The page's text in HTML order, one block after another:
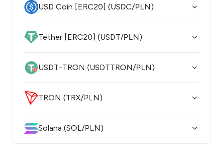
USD Coin [ERC20] (USDC/PLN)
Tether [ERC20] (USDT/PLN)
USDT-TRON (USDTTRON/PLN)
TRON (TRX/PLN)
Solana (SOL/PLN)